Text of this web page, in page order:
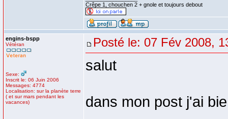
Crêpe 1, chouchen 2 + gnole et toujours debout
engins-bspp
Vétéran
Sexe:
Inscrit le: 06 Juin 2006
Messages: 4774
Localisation: sur la planète terre
( et sur mars pendant les
vacances)
Posté le: 07 Fév 2008,
salut
dans mon post j'ai